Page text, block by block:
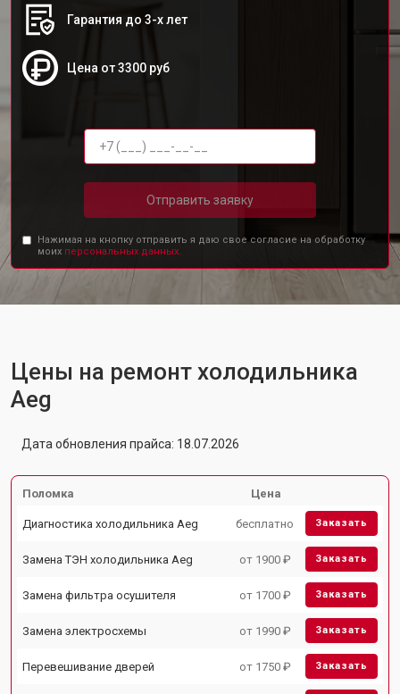
Гарантия до 3-х лет
Цена от 3300 руб
Отправить заявку
Нажимая на кнопку отправить я даю свое согласие на обработку
моих персональных данных.
Цены на ремонт холодильника
Aeg
Дата обновления прайса: 18.07.2026
Поломка Цена
Диагностика холодильника Aeg бесплатно Заказать
Замена ТЭН холодильника Aeg от 1900 ₽ Заказать
Замена фильтра осушителя от 1700 ₽ Заказать
Замена электросхемы от 1990 ₽ Заказать
Перевешивание дверей от 1750 ₽ Заказать